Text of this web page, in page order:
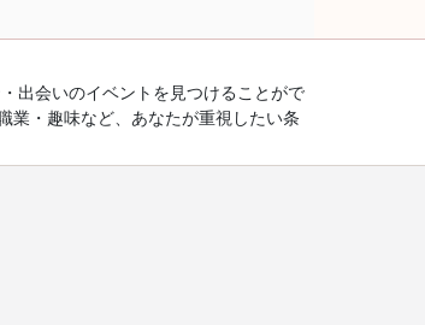
出会いのイベントを見つけることがで
業・趣味など、あなたが重視したい条